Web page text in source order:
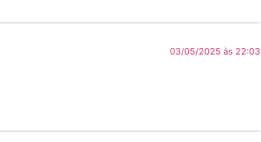
03/05/2025 às 22:03